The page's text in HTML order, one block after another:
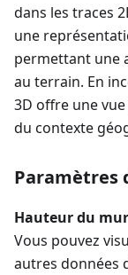
dans les traces
une
permettant une
au terrain. En
3D offre une
du contexte
Paramètres
Hauteur du mur
Vous pouvez
autres données